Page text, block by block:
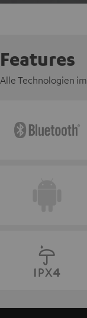
Features
Alle Technologien